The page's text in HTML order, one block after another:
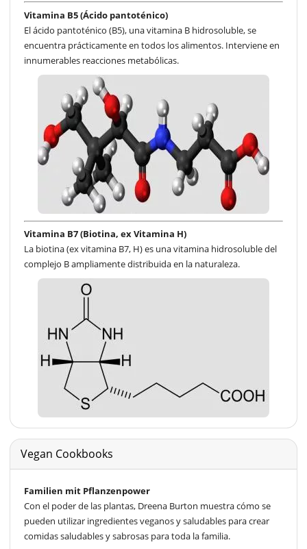
Vitamina B5 (Ácido pantoténico)
El ácido pantoténico (B5), una vitamina B hidrosoluble, se
encuentra prácticamente en todos los alimentos. Interviene en
innumerables reacciones metabólicas.
Vitamina B7 (Biotina, ex Vitamina H)
La biotina (ex vitamina B7, H) es una vitamina hidrosoluble del
complejo B ampliamente distribuida en la naturaleza.
Vegan Cookbooks
Familien mit Pflanzenpower
Con el poder de las plantas, Dreena Burton muestra cómo se
pueden utilizar ingredientes veganos y saludables para crear
comidas saludables y sabrosas para toda la familia.